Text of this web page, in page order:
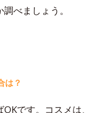
べましょう。
は？
です。コスメは、